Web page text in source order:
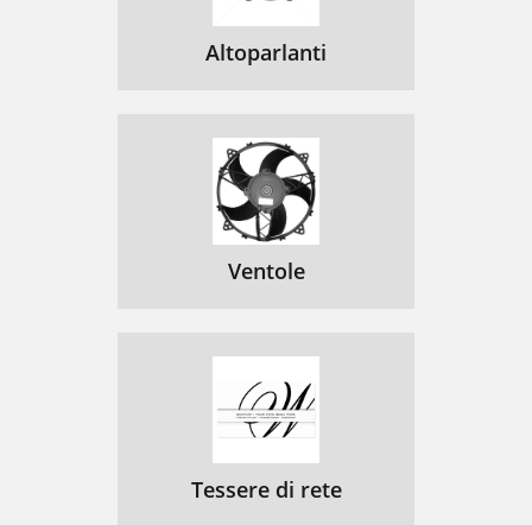
Altoparlanti
Ventole
Tessere di rete